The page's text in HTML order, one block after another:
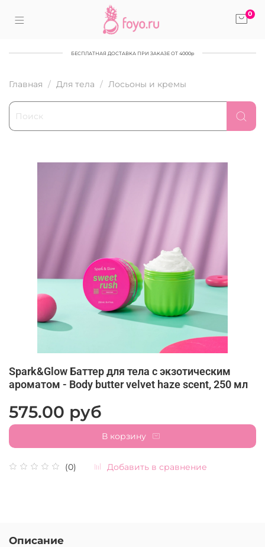
0
БЕСПЛАТНАЯ ДОСТАВКА ПРИ ЗАКАЗЕ ОТ 4000р
Главная Для тела Лосьоны и кремы
Spark&Glow Баттер для тела с экзотическим
ароматом - Body butter velvet haze scent, 250 мл
(0) Добавить в сравнение
575.00 руб
В корзину
Описание